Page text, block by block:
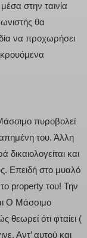
στην ταινία
θα
να προχωρήσει
πυροβολεί
του. Άλλη
δικαιολογείται και
Επειδή στο μυαλό
property του! Την
Ο Μάσσιμο
θεωρεί ότι φταίει (
Αντ’ αυτού και